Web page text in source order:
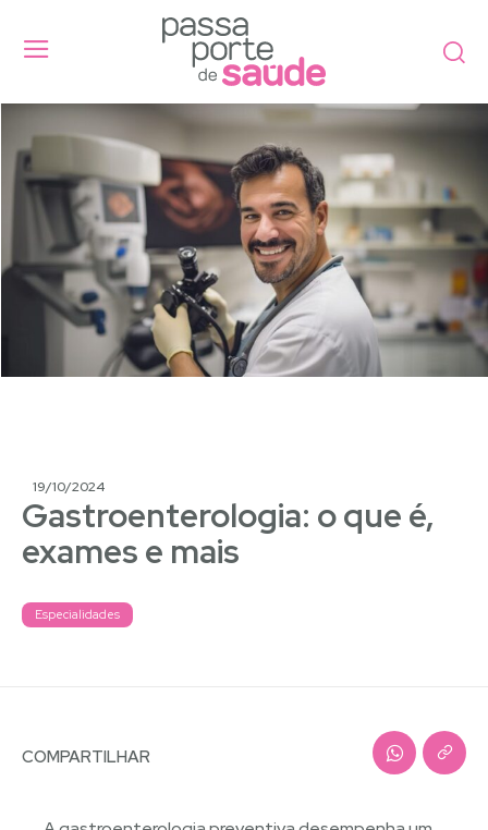
19/10/2024
Gastroenterologia: o que é,
exames e mais
Especialidades
COMPARTILHAR